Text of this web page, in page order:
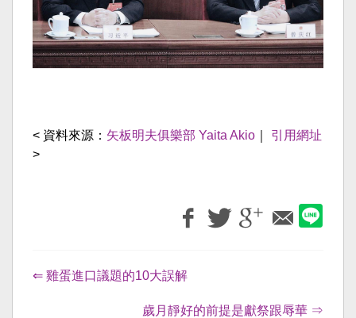
< 資料來源： 矢板明夫俱樂部 Yaita Akio
引用網址
>
⇐ 雞蛋進口議題的10大誤解
歲月靜好的前提是獻祭跟辱華 ⇒